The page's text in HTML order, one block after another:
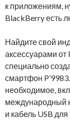
к приложениям,
BlackBerry есть
Найдите свой
аксессуарами от
специально
смартфон
необходимое,
международный
и кабель USB